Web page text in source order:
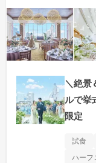
＼絶景
ルで挙
限定
試食
ハーフ